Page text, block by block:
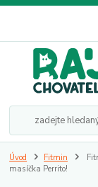
Úvod Fitmin
masíčka Perrito!